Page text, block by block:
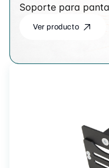
Soporte para
Ver producto